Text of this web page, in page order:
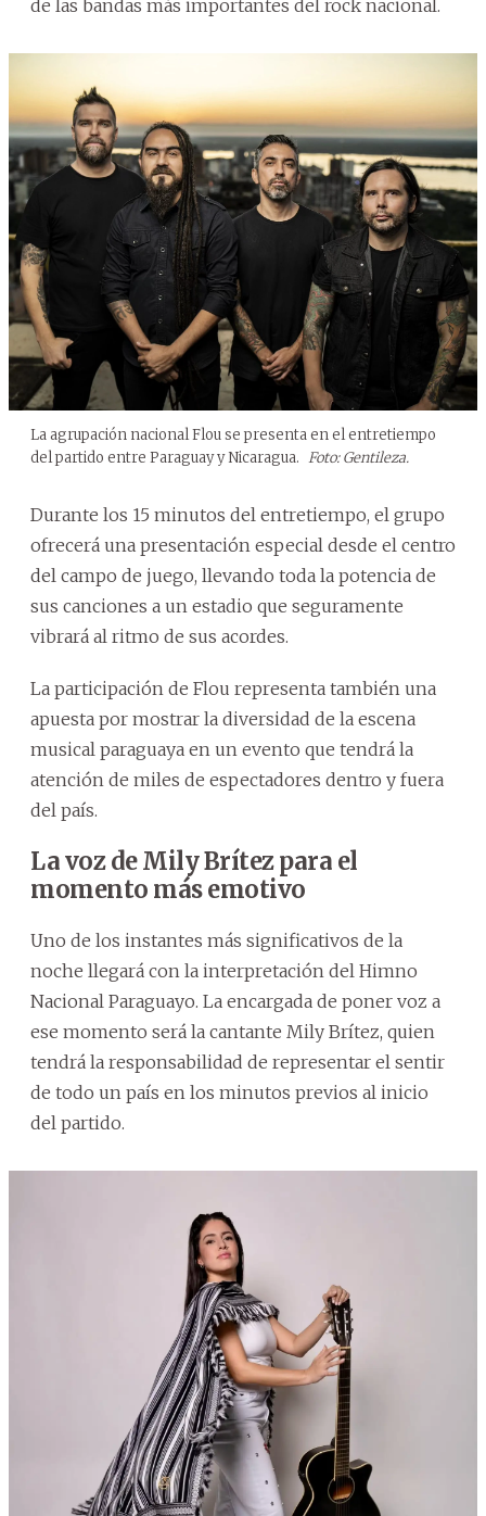
de las bandas más importantes del rock nacional.
La agrupación nacional Flou se presenta en el entretiempo
del partido entre Paraguay y Nicaragua. Foto: Gentileza.
Durante los 15 minutos del entretiempo, el grupo
ofrecerá una presentación especial desde el centro
del campo de juego, llevando toda la potencia de
sus canciones a un estadio que seguramente
vibrará al ritmo de sus acordes.
La participación de Flou representa también una
apuesta por mostrar la diversidad de la escena
musical paraguaya en un evento que tendrá la
atención de miles de espectadores dentro y fuera
del país.
La voz de Mily Brítez para el
momento más emotivo
Uno de los instantes más significativos de la
noche llegará con la interpretación del Himno
Nacional Paraguayo. La encargada de poner voz a
ese momento será la cantante Mily Brítez, quien
tendrá la responsabilidad de representar el sentir
de todo un país en los minutos previos al inicio
del partido.